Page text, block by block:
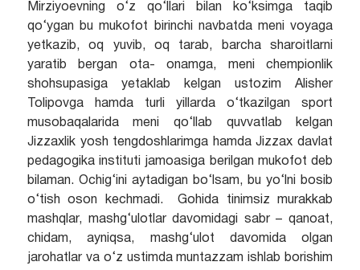
Mirziyoevning o‘z qo‘llari bilan ko‘ksimga taqib
qo‘ygan bu mukofot birinchi navbatda meni voyaga
yetkazib, oq yuvib, oq tarab, barcha sharoitlarni
yaratib bergan ota- onamga, meni chempionlik
shohsupasiga yetaklab kelgan ustozim Alisher
Tolipovga hamda turli yillarda o‘tkazilgan sport
musobaqalarida meni qo‘llab quvvatlab kelgan
Jizzaxlik yosh tengdoshlarimga hamda Jizzax davlat
pedagogika instituti jamoasiga berilgan mukofot deb
bilaman. Ochig‘ini aytadigan bo‘lsam, bu yo‘lni bosib
o‘tish oson kechmadi. Gohida tinimsiz murakkab
mashqlar, mashg‘ulotlar davomidagi sabr – qanoat,
chidam, ayniqsa, mashg‘ulot davomida olgan
jarohatlar va o‘z ustimda muntazzam ishlab borishim